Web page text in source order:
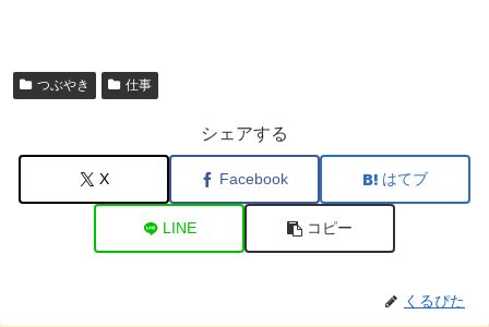
つぶやき 仕事
シェアする
X Facebook はてブ
LINE コピー
くるぴた